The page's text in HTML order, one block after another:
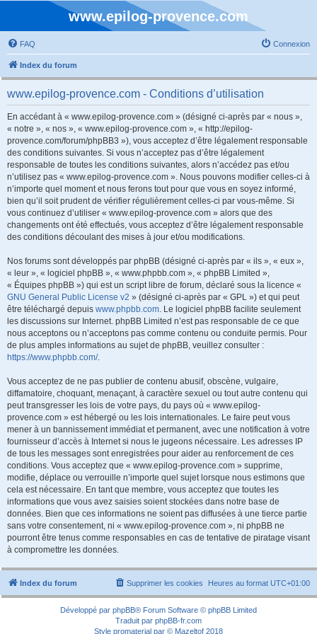
www.epilog-provence.com
FAQ Connexion
Index du forum
www.epilog-provence.com - Conditions d’utilisation
En accédant à « www.epilog-provence.com » (désigné ci-après par « nous »,
« notre », « nos », « www.epilog-provence.com », « http://epilog-
provence.com/forum/phpBB3 »), vous acceptez d’être légalement responsable
des conditions suivantes. Si vous n’acceptez pas d’être légalement
responsable de toutes les conditions suivantes, alors n’accédez pas et/ou
n’utilisez pas « www.epilog-provence.com ». Nous pouvons modifier celles-ci à
n’importe quel moment et nous ferons tout pour que vous en soyez informé,
bien qu’il soit prudent de vérifier régulièrement celles-ci par vous-même. Si
vous continuez d’utiliser « www.epilog-provence.com » alors que des
changements ont été effectués, vous acceptez d’être légalement responsable
des conditions découlant des mises à jour et/ou modifications.
Nos forums sont développés par phpBB (désigné ci-après par « ils », « eux »,
« leur », « logiciel phpBB », « www.phpbb.com », « phpBB Limited »,
« Équipes phpBB ») qui est un script libre de forum, déclaré sous la licence «
GNU General Public License v2 » (désigné ci-après par « GPL ») et qui peut
être téléchargé depuis www.phpbb.com. Le logiciel phpBB facilite seulement
les discussions sur Internet. phpBB Limited n’est pas responsable de ce que
nous acceptons ou n’acceptons pas comme contenu ou conduite permis. Pour
de plus amples informations au sujet de phpBB, veuillez consulter :
https://www.phpbb.com/.
Vous acceptez de ne pas publier de contenu abusif, obscène, vulgaire,
diffamatoire, choquant, menaçant, à caractère sexuel ou tout autre contenu qui
peut transgresser les lois de votre pays, du pays où « www.epilog-
provence.com » est hébergé ou les lois internationales. Le faire peut vous
mener à un bannissement immédiat et permanent, avec une notification à votre
fournisseur d’accès à Internet si nous le jugeons nécessaire. Les adresses IP
de tous les messages sont enregistrées pour aider au renforcement de ces
conditions. Vous acceptez que « www.epilog-provence.com » supprime,
modifie, déplace ou verrouille n’importe quel sujet lorsque nous estimons que
cela est nécessaire. En tant que membre, vous acceptez que toutes les
informations que vous avez saisies soient stockées dans notre base de
données. Bien que ces informations ne soient pas diffusées à une tierce partie
sans votre consentement, ni « www.epilog-provence.com », ni phpBB ne
pourront être tenus comme responsables en cas de tentative de piratage visant
à compromettre les données.
Index du forum Heures au format UTC+01:00
Supprimer les cookies
Développé par phpBB® Forum Software © phpBB Limited
Traduit par phpBB-fr.com
Style promaterial par © Mazeltof 2018